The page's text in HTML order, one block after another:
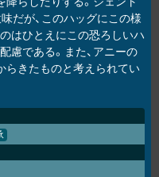
だが、このハッグにこの様
はひとえにこの恐ろしいハ
慮である。また、アニーの
からきたものと考えられてい